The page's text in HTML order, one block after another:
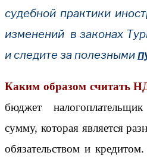
судебной практики
изменений в законах
и следите за полезными
Каким образом считать
бюджет
сумму, которая является
обязательством и